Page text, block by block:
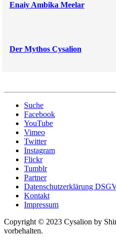
Enaiy Ambika Meelar
Der Mythos Cysalion
Suche
Facebook
YouTube
Vimeo
Twitter
Instagram
Flickr
Tumblr
Partner
Datenschutzerklärung
Kontakt
Impressum
Copyright © 2023 Cysalion by
vorbehalten.